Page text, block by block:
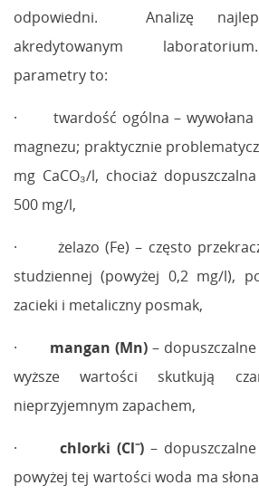
odpowiedni. Analizę
akredytowanym
parametry to:
· twardość ogólna – wywołana
magnezu; praktycznie
mg CaCO₃/l, chociaż
500 mg/l,
· żelazo (Fe) – często
studziennej (powyżej 0,2 mg/l),
zacieki i metaliczny posmak,
· mangan (Mn)–
wyższe wartości skutkują
nieprzyjemnym zapachem,
·chlorki (Cl⁻) –
powyżej tej wartości woda ma